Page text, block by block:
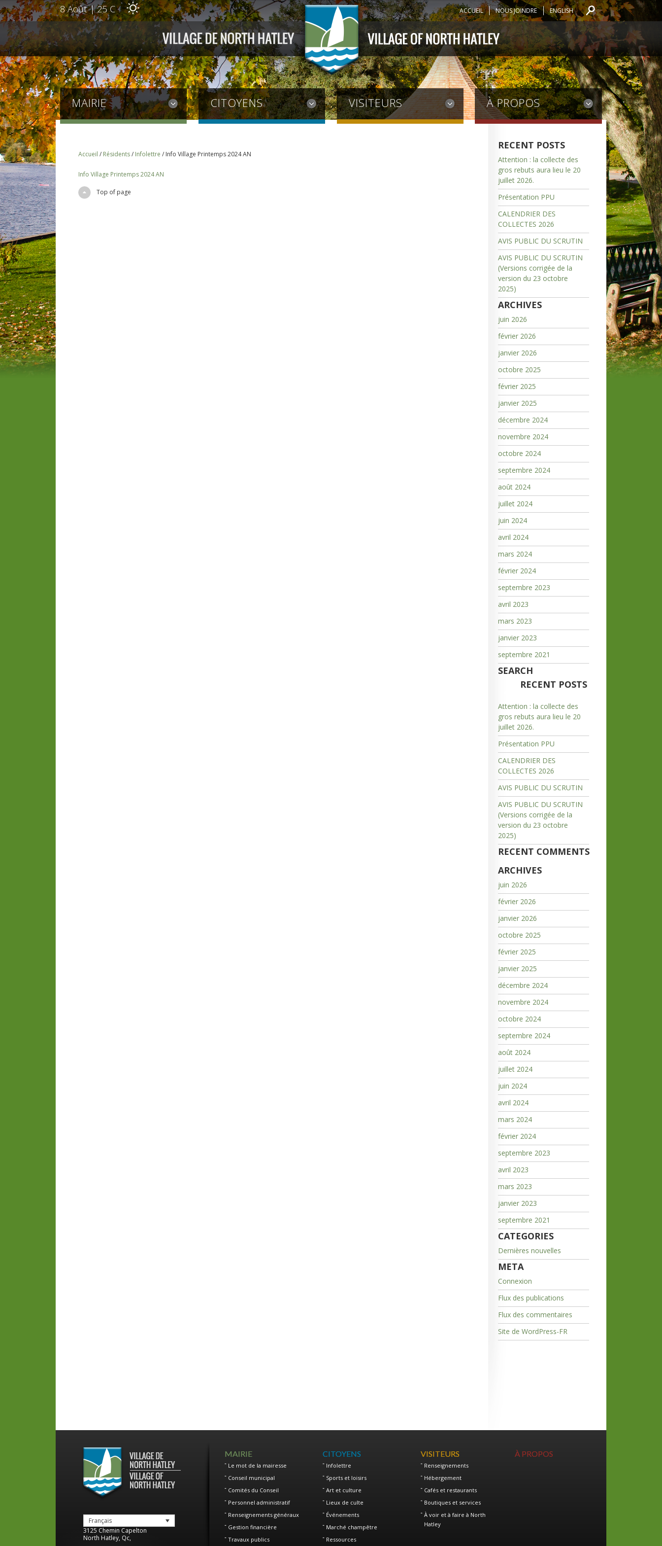
8 Août | 25 C ACCUEIL NOUS JOINDRE ENGLISH
MAIRIE CITOYENS VISITEURS À PROPOS
Accueil / Résidents/ Infolettre / Info Village Printemps 2024 AN
Info Village Printemps 2024 AN
Top of page
RECENT POSTS
Attention : la collecte des
gros rebuts aura lieu le 20
juillet 2026.
Présentation PPU
CALENDRIER DES
COLLECTES 2026
AVIS PUBLIC DU SCRUTIN
AVIS PUBLIC DU SCRUTIN
(Versions corrigée de la
version du 23 octobre
2025)
ARCHIVES
juin 2026
février 2026
janvier 2026
octobre 2025
février 2025
janvier 2025
décembre 2024
novembre 2024
octobre 2024
septembre 2024
août 2024
juillet 2024
juin 2024
avril 2024
mars 2024
février 2024
septembre 2023
avril 2023
mars 2023
janvier 2023
septembre 2021
SEARCH
RECENT POSTS
Attention : la collecte des
gros rebuts aura lieu le 20
juillet 2026.
Présentation PPU
CALENDRIER DES
COLLECTES 2026
AVIS PUBLIC DU SCRUTIN
AVIS PUBLIC DU SCRUTIN
(Versions corrigée de la
version du 23 octobre
2025)
RECENT COMMENTS
ARCHIVES
juin 2026
février 2026
janvier 2026
octobre 2025
février 2025
janvier 2025
décembre 2024
novembre 2024
octobre 2024
septembre 2024
août 2024
juillet 2024
juin 2024
avril 2024
mars 2024
février 2024
septembre 2023
avril 2023
mars 2023
janvier 2023
septembre 2021
CATEGORIES
Dernières nouvelles
META
Connexion
Flux des publications
Flux des commentaires
Site de WordPress-FR
Français
3125 Chemin Capelton
North Hatley, Qc,
MAIRIE
Le mot de la mairesse
Conseil municipal
Comités du Conseil
Personnel administratif
Renseignements généraux
Gestion financière
Travaux publics
CITOYENS
Infolettre
Sports et loisirs
Art et culture
Lieux de culte
Événements
Marché champêtre
Ressources
VISITEURS
Renseignements
Hébergement
Cafés et restaurants
Boutiques et services
À voir et à faire à North
Hatley
À PROPOS